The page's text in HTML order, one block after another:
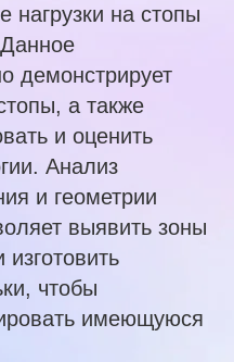
нагрузки на стопы
демонстрирует
а также
и оценить
Анализ
и геометрии
выявить зоны
чтобы
имеющуюся